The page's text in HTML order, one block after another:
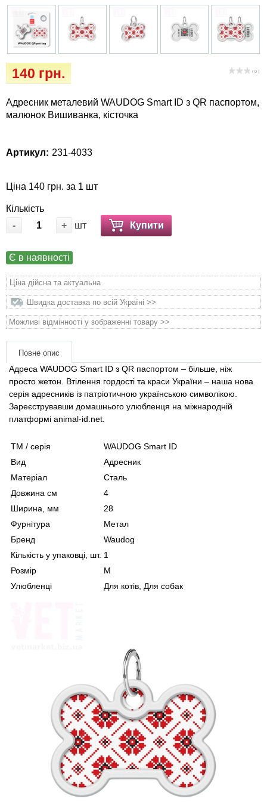
( 0 )
140 грн.
Адресник металевий WAUDOG Smart ID з QR паспортом,
малюнок Вишиванка, кісточка
Артикул: 231-4033
Ціна 140 грн. за 1 шт
Кількість
-
+ шт Купити
Є в наявності
Ціна дійсна та актуальна
Швидка доставка по всій Україні >>
Можливі відмінності у зображенні товару >>
Повне опис
Адреса WAUDOG Smart ID з QR паспортом – більше, ніж
просто жетон. Втілення гордості та краси України – наша нова
серія адресників із патріотичною українською символікою.
Зареєструвавши домашнього улюбленця на міжнародній
платформі animal-id.net.
ТМ / серія
WAUDOG Smart ID
Вид
Адресник
Матеріал
Сталь
Довжина см
4
Ширина, мм
28
Фурнітура
Метал
Бренд
Waudog
Кількість у упаковці, шт. 1
Розмір
М
Улюбленці
Для котів, Для собак
Ласощі та корма
Vet Diet Canine Wet - ветеринарные диеты
для собак
Лежаки, будиночки, охолоджуючи
килимки
Миски, автогодівниці, поілки
матеріали
Товари для гризунів
Товари для людей
Хозряд - господарчі товари оптом
Популярні зоотоварі